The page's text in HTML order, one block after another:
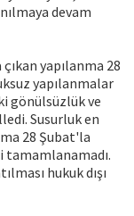
devam
yapılanma 28
yapılanmalar
gönülsüzlük ve
Susurluk en
28 Şubat'la
tamamlanamadı.
hukuk dışı